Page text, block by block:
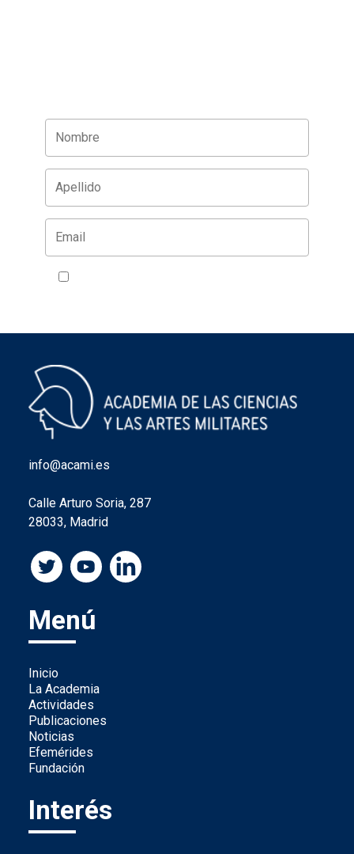
info@acami.es
Calle Arturo Soria, 287
28033, Madrid
Menú
Inicio
La Academia
Actividades
Publicaciones
Noticias
Efemérides
Fundación
Interés